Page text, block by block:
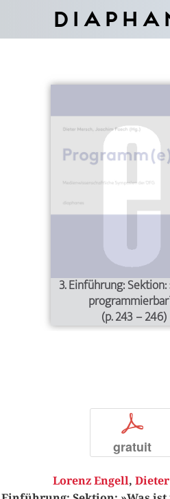
3. Einführung:
(p. 243 – 246)
p
gratuit
Lorenz Engell,